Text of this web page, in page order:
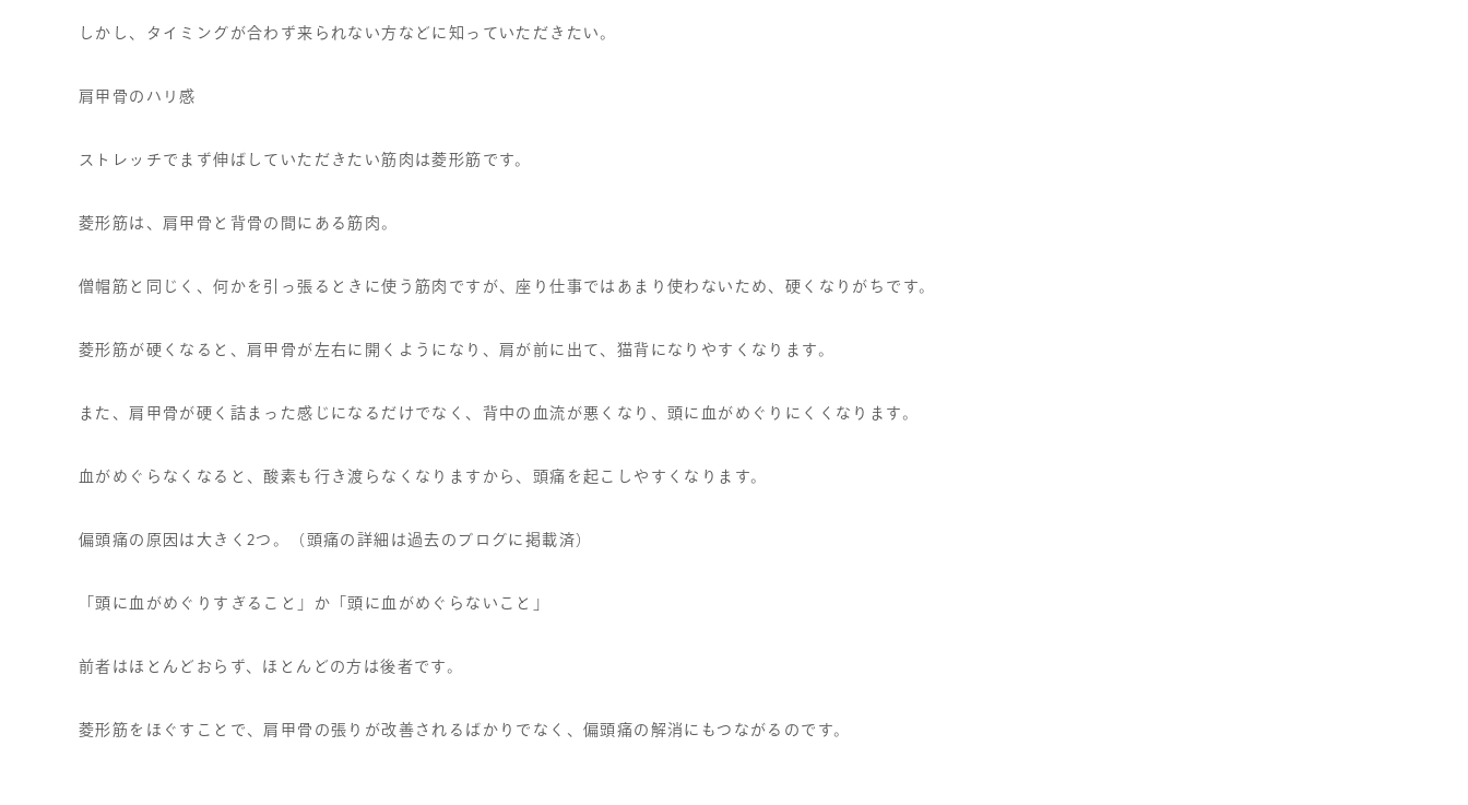
しかし、タイミングが合わず来られない方などに知っていただきたい。
肩甲骨のハリ感
ストレッチでまず伸ばしていただきたい筋肉は菱形筋です。
菱形筋は、肩甲骨と背骨の間にある筋肉。
僧帽筋と同じく、何かを引っ張るときに使う筋肉ですが、座り仕事ではあまり使わないため、硬くなりがちです。
菱形筋が硬くなると、肩甲骨が左右に開くようになり、肩が前に出て、猫背になりやすくなります。
また、肩甲骨が硬く詰まった感じになるだけでなく、背中の血流が悪くなり、頭に血がめぐりにくくなります。
血がめぐらなくなると、酸素も行き渡らなくなりますから、頭痛を起こしやすくなります。
偏頭痛の原因は大きく 2つ。（頭痛の詳細は過去のブログに掲載済）
「頭に血がめぐりすぎること」か「頭に血がめぐらないこと」
前者はほとんどおらず、ほとんどの方は後者です。
菱形筋をほぐすことで、肩甲骨の張りが改善されるばかりでなく、偏頭痛の解消にもつながるのです。